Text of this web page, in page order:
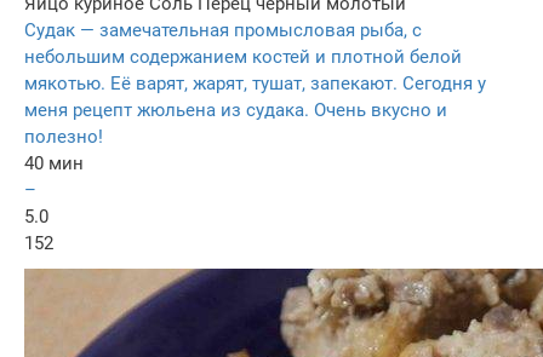
Судак — замечательная промысловая рыба, с
небольшим содержанием костей и плотной белой
мякотью. Её варят, жарят, тушат, запекают. Сегодня у
меня рецепт жюльена из судака. Очень вкусно и
полезно!
40 мин
–
5.0
152